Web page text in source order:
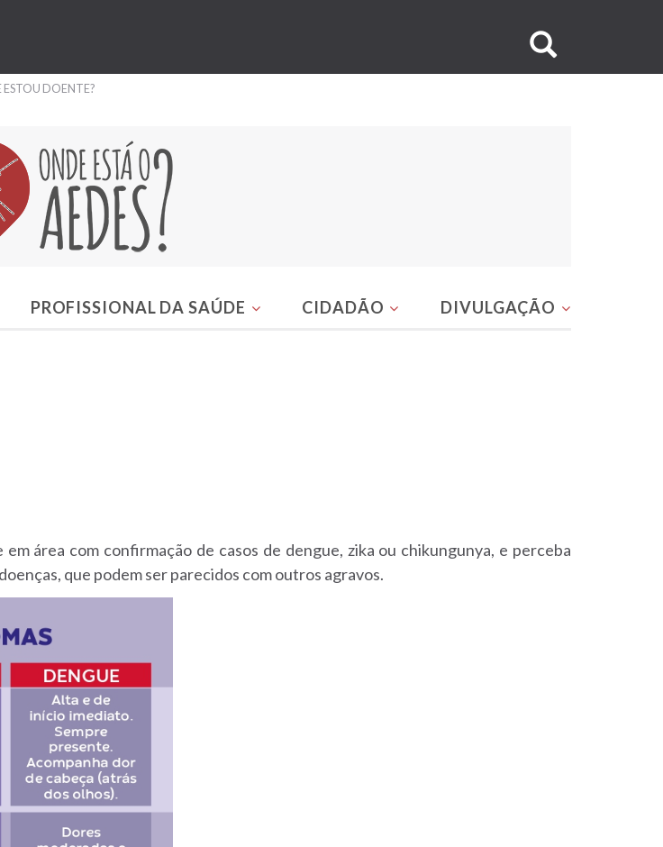
no
ESTOU DOENTE?
PROFISSIONAL DA SAÚDE CIDADÃO DIVULGAÇÃO
área com confirmação de casos de dengue, zika ou chikungunya, e perceba
que podem ser parecidos com outros agravos.